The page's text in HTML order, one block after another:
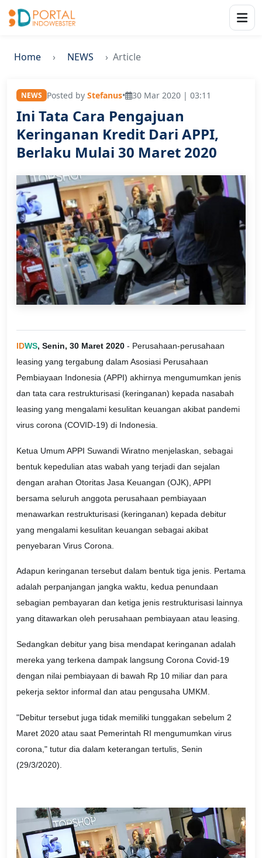
Home NEWS Article
NEWS Posted by Stefanus• 30 Mar 2020 | 03:11
Ini Tata Cara Pengajuan
Keringanan Kredit Dari APPI,
Berlaku Mulai 30 Maret 2020
IDWS, Senin, 30 Maret 2020 - Perusahaan-perusahaan
leasing yang tergabung dalam Asosiasi Perusahaan
Pembiayaan Indonesia (APPI) akhirnya mengumumkan jenis
dan tata cara restrukturisasi (keringanan) kepada nasabah
leasing yang mengalami kesulitan keuangan akibat pandemi
virus corona (COVID-19) di Indonesia.
Ketua Umum APPI Suwandi Wiratno menjelaskan, sebagai
bentuk kepedulian atas wabah yang terjadi dan sejalan
dengan arahan Otoritas Jasa Keuangan (OJK), APPI
bersama seluruh anggota perusahaan pembiayaan
menawarkan restrukturisasi (keringanan) kepada debitur
yang mengalami kesulitan keuangan sebagai akibat
penyebaran Virus Corona.
Adapun keringanan tersebut dalam bentuk tiga jenis. Pertama
adalah perpanjangan jangka waktu, kedua penundaan
sebagian pembayaran dan ketiga jenis restrukturisasi lainnya
yang ditawarkan oleh perusahaan pembiayaan atau leasing.
Sedangkan debitur yang bisa mendapat keringanan adalah
mereka yang terkena dampak langsung Corona Covid-19
dengan nilai pembiayaan di bawah Rp 10 miliar dan para
pekerja sektor informal dan atau pengusaha UMKM.
"Debitur tersebut juga tidak memiliki tunggakan sebelum 2
Maret 2020 atau saat Pemerintah RI mengumumkan virus
corona," tutur dia dalam keterangan tertulis, Senin
(29/3/2020).